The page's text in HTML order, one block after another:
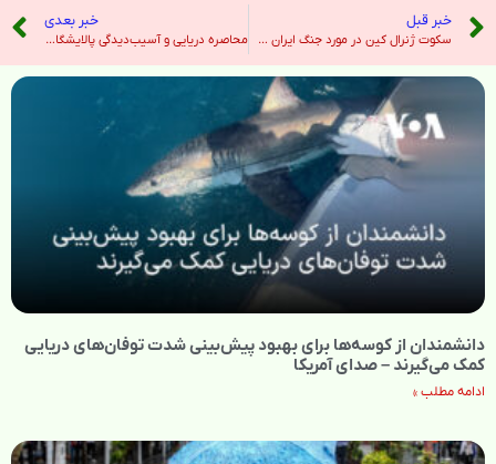
خبر قبل
سکوت ژنرال کین در مورد جنگ ایران سوالاتی در مورد استراتژی نظامی ایجاد می کند – نیویورک تایمز
خبر بعدی
محاصره دریایی و آسیب‌دیدگی پالایشگاه‌های از پیش فرسوده؛ آیا بحران بنزین در ایران بدتر می‌شود؟ – صدای آمریکا
دانشمندان از کوسه‌ها برای بهبود پیش‌بینی شدت توفان‌های دریایی
کمک می‌گیرند – صدای آمریکا
ادامه مطلب »